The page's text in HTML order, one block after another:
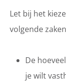
Let bij het
volgende
De
je wilt